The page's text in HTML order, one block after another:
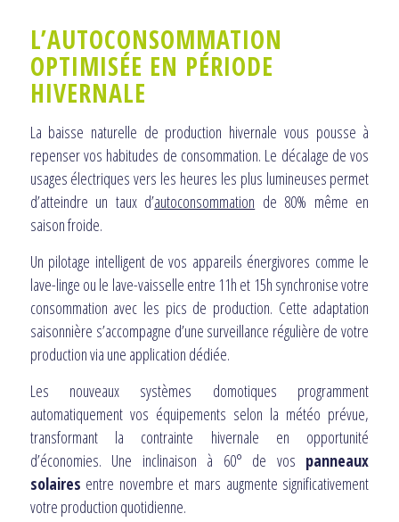
L’AUTOCONSOMMATION
OPTIMISÉE EN PÉRIODE
HIVERNALE
La baisse naturelle de production hivernale vous pousse à
repenser vos habitudes de consommation. Le décalage de vos
usages électriques vers les heures les plus lumineuses permet
d’atteindre un taux d’autoconsommation de 80% même en
saison froide.
Un pilotage intelligent de vos appareils énergivores comme le
lave-linge ou le lave-vaisselle entre 11h et 15h synchronise votre
consommation avec les pics de production. Cette adaptation
saisonnière s’accompagne d’une surveillance régulière de votre
production via une application dédiée.
Les nouveaux systèmes domotiques programment
automatiquement vos équipements selon la météo prévue,
transformant la contrainte hivernale en opportunité
d’économies. Une inclinaison à 60° de vos panneaux
solaires entre novembre et mars augmente significativement
votre production quotidienne.